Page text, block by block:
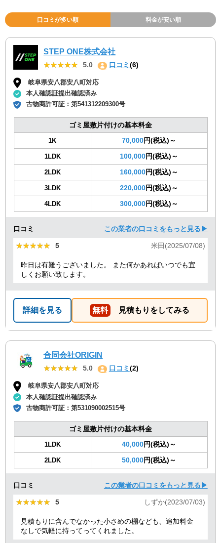
口コミが多い順 料金が安い順
STEP ONE株式会社
★★★★★
★★★★★ 5.0 口コミ(6)
岐阜県安八郡安八町対応
本人確認証提出確認済み
古物商許可証：第541312209300号
ゴミ屋敷片付けの基本料金
1K 70,000円(税込)～
1LDK 100,000円(税込)～
2LDK 160,000円(税込)～
3LDK 220,000円(税込)～
4LDK 300,000円(税込)～
口コミ この業者の口コミをもっと見る▶
★★★★★
★★★★★ 5 米田(2025/07/08)
昨日は有難うございました。 また何かあればいつでも宜
しくお願い致します。
詳細を見る 無料 見積もりをしてみる
合同会社ORIGIN
★★★★★
★★★★★ 5.0 口コミ(2)
岐阜県安八郡安八町対応
本人確認証提出確認済み
古物商許可証：第531090002515号
ゴミ屋敷片付けの基本料金
1LDK 40,000円(税込)～
2LDK 50,000円(税込)～
口コミ この業者の口コミをもっと見る▶
★★★★★
★★★★★ 5 しずか(2023/07/03)
見積もりに含んでなかった小さめの棚なども、追加料金
なしで気軽に持ってってくれました。